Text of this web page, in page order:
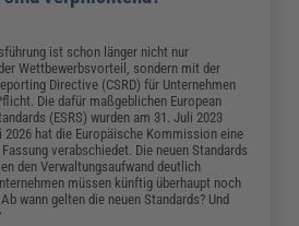
ist schon länger nicht nur
Wettbewerbsvorteil, sondern mit der
Directive (CSRD) für Unternehmen
Die dafür maßgeblichen European
(ESRS) wurden am 31. Juli 2023
hat die Europäische Kommission eine
verabschiedet. Die neuen Standards
den Verwaltungsaufwand deutlich
müssen künftig überhaupt noch
wann gelten die neuen Standards? Und